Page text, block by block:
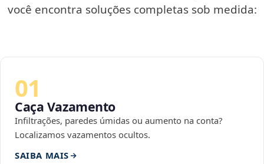
você encontra soluções completas sob medida:
01
Caça Vazamento
Infiltrações, paredes úmidas ou aumento na conta?
Localizamos vazamentos ocultos.
SAIBA MAIS